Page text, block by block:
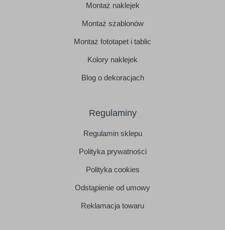
Montaż naklejek
Montaż szablonów
Montaż fototapet i tablic
Kolory naklejek
Blog o dekoracjach
Regulaminy
Regulamin sklepu
Polityka prywatności
Polityka cookies
Odstąpienie od umowy
Reklamacja towaru